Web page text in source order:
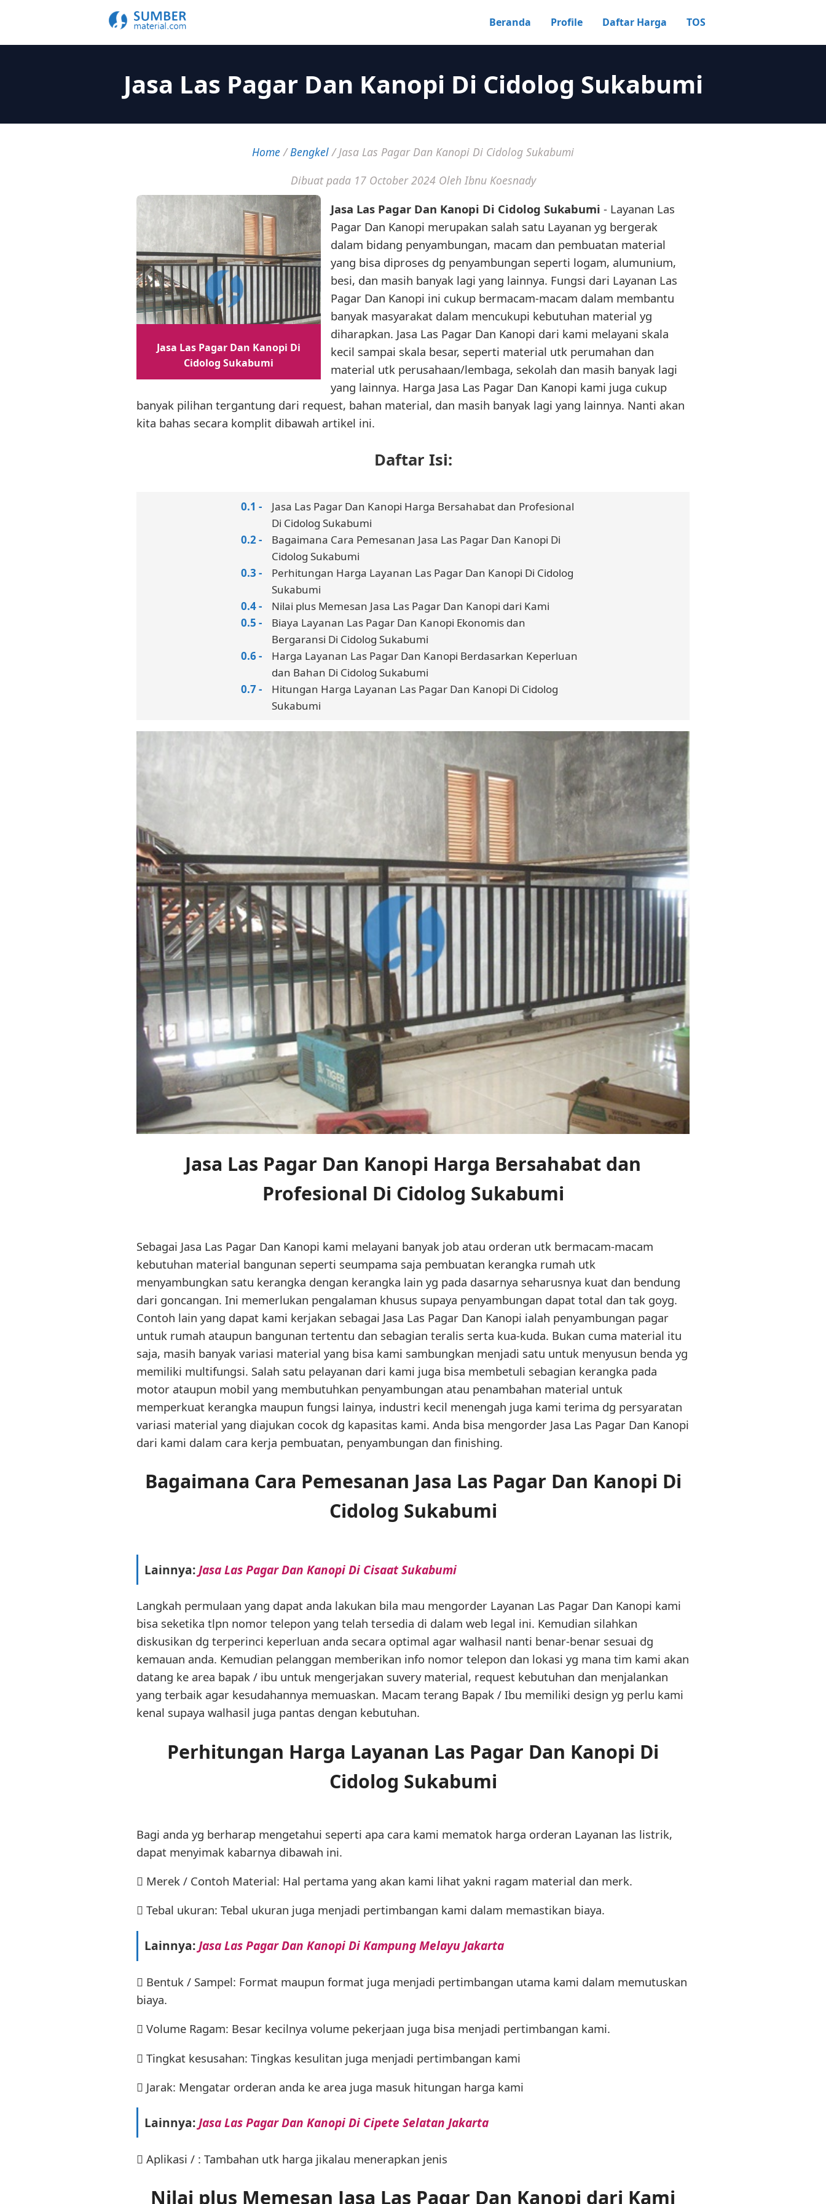
Beranda Profile Daftar Harga TOS
Jasa Las Pagar Dan Kanopi Di Cidolog Sukabumi
Home/Bengkel/Jasa Las Pagar Dan Kanopi Di Cidolog Sukabumi
Dibuat pada 17 October 2024 Oleh Ibnu Koesnady
Jasa Las Pagar Dan Kanopi Di
Cidolog Sukabumi
Jasa Las Pagar Dan Kanopi Di Cidolog Sukabumi - Layanan Las
Pagar Dan Kanopi merupakan salah satu Layanan yg bergerak
dalam bidang penyambungan, macam dan pembuatan material
yang bisa diproses dg penyambungan seperti logam, alumunium,
besi, dan masih banyak lagi yang lainnya. Fungsi dari Layanan Las
Pagar Dan Kanopi ini cukup bermacam-macam dalam membantu
banyak masyarakat dalam mencukupi kebutuhan material yg
diharapkan. Jasa Las Pagar Dan Kanopi dari kami melayani skala
kecil sampai skala besar, seperti material utk perumahan dan
material utk perusahaan/lembaga, sekolah dan masih banyak lagi
yang lainnya. Harga Jasa Las Pagar Dan Kanopi kami juga cukup
banyak pilihan tergantung dari request, bahan material, dan masih banyak lagi yang lainnya. Nanti akan
kita bahas secara komplit dibawah artikel ini.
Daftar Isi:
Jasa Las Pagar Dan Kanopi Harga Bersahabat dan Profesional
Di Cidolog Sukabumi
Bagaimana Cara Pemesanan Jasa Las Pagar Dan Kanopi Di
Cidolog Sukabumi
Perhitungan Harga Layanan Las Pagar Dan Kanopi Di Cidolog
Sukabumi
Nilai plus Memesan Jasa Las Pagar Dan Kanopi dari Kami
Biaya Layanan Las Pagar Dan Kanopi Ekonomis dan
Bergaransi Di Cidolog Sukabumi
Harga Layanan Las Pagar Dan Kanopi Berdasarkan Keperluan
dan Bahan Di Cidolog Sukabumi
Hitungan Harga Layanan Las Pagar Dan Kanopi Di Cidolog
Sukabumi
Jasa Las Pagar Dan Kanopi Harga Bersahabat dan
Profesional Di Cidolog Sukabumi
Sebagai Jasa Las Pagar Dan Kanopi kami melayani banyak job atau orderan utk bermacam-macam
kebutuhan material bangunan seperti seumpama saja pembuatan kerangka rumah utk
menyambungkan satu kerangka dengan kerangka lain yg pada dasarnya seharusnya kuat dan bendung
dari goncangan. Ini memerlukan pengalaman khusus supaya penyambungan dapat total dan tak goyg.
Contoh lain yang dapat kami kerjakan sebagai Jasa Las Pagar Dan Kanopi ialah penyambungan pagar
untuk rumah ataupun bangunan tertentu dan sebagian teralis serta kua-kuda. Bukan cuma material itu
saja, masih banyak variasi material yang bisa kami sambungkan menjadi satu untuk menyusun benda yg
memiliki multifungsi. Salah satu pelayanan dari kami juga bisa membetuli sebagian kerangka pada
motor ataupun mobil yang membutuhkan penyambungan atau penambahan material untuk
memperkuat kerangka maupun fungsi lainya, industri kecil menengah juga kami terima dg persyaratan
variasi material yang diajukan cocok dg kapasitas kami. Anda bisa mengorder Jasa Las Pagar Dan Kanopi
dari kami dalam cara kerja pembuatan, penyambungan dan finishing.
Bagaimana Cara Pemesanan Jasa Las Pagar Dan Kanopi Di
Cidolog Sukabumi
Lainnya:Jasa Las Pagar Dan Kanopi Di Cisaat Sukabumi
Langkah permulaan yang dapat anda lakukan bila mau mengorder Layanan Las Pagar Dan Kanopi kami
bisa seketika tlpn nomor telepon yang telah tersedia di dalam web legal ini. Kemudian silahkan
diskusikan dg terperinci keperluan anda secara optimal agar walhasil nanti benar-benar sesuai dg
kemauan anda. Kemudian pelanggan memberikan info nomor telepon dan lokasi yg mana tim kami akan
datang ke area bapak / ibu untuk mengerjakan suvery material, request kebutuhan dan menjalankan
yang terbaik agar kesudahannya memuaskan. Macam terang Bapak / Ibu memiliki design yg perlu kami
kenal supaya walhasil juga pantas dengan kebutuhan.
Perhitungan Harga Layanan Las Pagar Dan Kanopi Di
Cidolog Sukabumi
Bagi anda yg berharap mengetahui seperti apa cara kami mematok harga orderan Layanan las listrik,
dapat menyimak kabarnya dibawah ini.
 Merek / Contoh Material: Hal pertama yang akan kami lihat yakni ragam material dan merk.
 Tebal ukuran: Tebal ukuran juga menjadi pertimbangan kami dalam memastikan biaya.
Lainnya:Jasa Las Pagar Dan Kanopi Di Kampung Melayu Jakarta
 Bentuk / Sampel: Format maupun format juga menjadi pertimbangan utama kami dalam memutuskan
biaya.
 Volume Ragam: Besar kecilnya volume pekerjaan juga bisa menjadi pertimbangan kami.
 Tingkat kesusahan: Tingkas kesulitan juga menjadi pertimbangan kami
 Jarak: Mengatar orderan anda ke area juga masuk hitungan harga kami
Lainnya:Jasa Las Pagar Dan Kanopi Di Cipete Selatan Jakarta
 Aplikasi / : Tambahan utk harga jikalau menerapkan jenis
Nilai plus Memesan Jasa Las Pagar Dan Kanopi dari Kami